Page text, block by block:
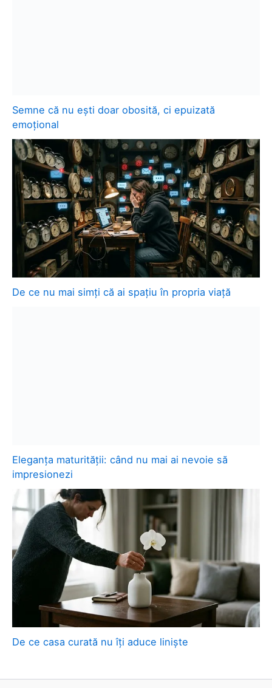
Semne că nu ești doar obosită, ci epuizată
emoțional
De ce nu mai simți că ai spațiu în propria viață
Eleganța maturității: când nu mai ai nevoie să
impresionezi
De ce casa curată nu îți aduce liniște